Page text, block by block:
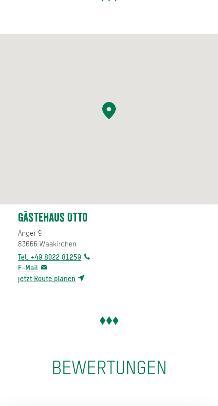
Gästehaus Otto
Anger 9
83666 Waakirchen
Tel: +49 8022 81259
E-Mail
jetzt Route planen
BEWERTUNGEN